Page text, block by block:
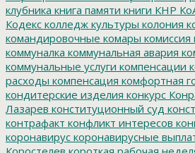
клубника книга памяти книги КНР
Кодекс колледж культуры колония
командировочные комары комиссия
коммуналка коммунальная авария
коммунальные услуги компенсации
расходы компенсация комфортная
кондитерские изделия конкурс
Лазарев конституционный суд
контрафакт конфликт интересов
коронавирус коронавирусные